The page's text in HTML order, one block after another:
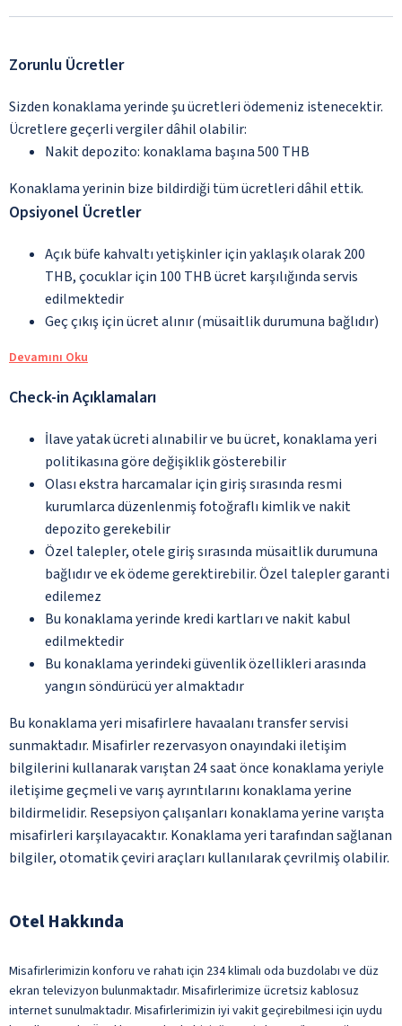
Zorunlu Ücretler
Sizden konaklama yerinde şu ücretleri ödemeniz istenecektir.
Ücretlere geçerli vergiler dâhil olabilir:
Nakit depozito: konaklama başına 500 THB
Konaklama yerinin bize bildirdiği tüm ücretleri dâhil ettik.
Opsiyonel Ücretler
Açık büfe kahvaltı yetişkinler için yaklaşık olarak 200
THB, çocuklar için 100 THB ücret karşılığında servis
edilmektedir
Geç çıkış için ücret alınır (müsaitlik durumuna bağlıdır)
Devamını Oku
Check-in Açıklamaları
İlave yatak ücreti alınabilir ve bu ücret, konaklama yeri
politikasına göre değişiklik gösterebilir
Olası ekstra harcamalar için giriş sırasında resmi
kurumlarca düzenlenmiş fotoğraflı kimlik ve nakit
depozito gerekebilir
Özel talepler, otele giriş sırasında müsaitlik durumuna
bağlıdır ve ek ödeme gerektirebilir. Özel talepler garanti
edilemez
Bu konaklama yerinde kredi kartları ve nakit kabul
edilmektedir
Bu konaklama yerindeki güvenlik özellikleri arasında
yangın söndürücü yer almaktadır
Bu konaklama yeri misafirlere havaalanı transfer servisi
sunmaktadır. Misafirler rezervasyon onayındaki iletişim
bilgilerini kullanarak varıştan 24 saat önce konaklama yeriyle
iletişime geçmeli ve varış ayrıntılarını konaklama yerine
bildirmelidir. Resepsiyon çalışanları konaklama yerine varışta
misafirleri karşılayacaktır. Konaklama yeri tarafından sağlanan
bilgiler, otomatik çeviri araçları kullanılarak çevrilmiş olabilir.
Otel Hakkında
Misafirlerimizin konforu ve rahatı için 234 klimalı oda buzdolabı ve düz
ekran televizyon bulunmaktadır. Misafirlerimize ücretsiz kablosuz
internet sunulmaktadır. Misafirlerimizin iyi vakit geçirebilmesi için uydu